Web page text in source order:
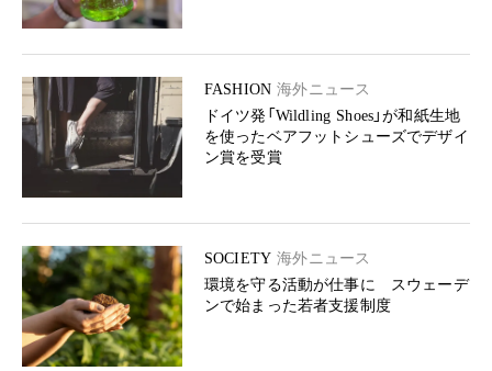
FASHION 海外ニュース
ドイツ発「Wildling Shoes」が和紙生地
を使ったベアフットシューズでデザイ
ン賞を受賞
SOCIETY 海外ニュース
環境を守る活動が仕事に スウェーデ
ンで始まった若者支援制度